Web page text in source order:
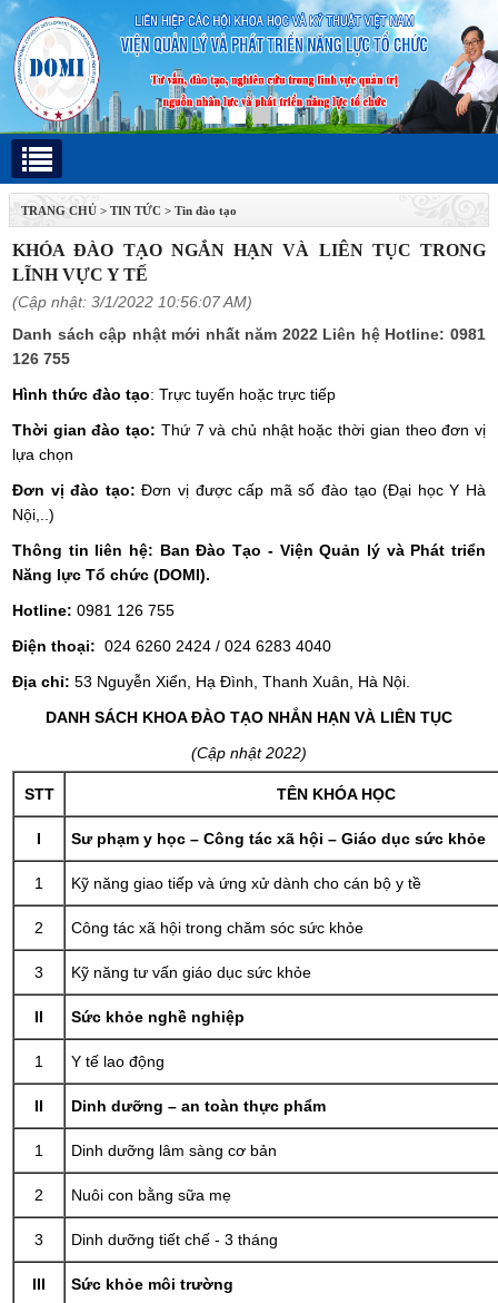
TRANG CHỦ > TIN TỨC > Tin đào tạo
KHÓA ĐÀO TẠO NGẮN HẠN VÀ LIÊN TỤC TRONG
LĨNH VỰC Y TẾ
(Cập nhật: 3/1/2022 10:56:07 AM)
Danh sách cập nhật mới nhất năm 2022 Liên hệ Hotline: 0981
126 755
Hình thức đào tạo: Trực tuyến hoặc trực tiếp
Thời gian đào tạo: Thứ 7 và chủ nhật hoặc thời gian theo đơn vị
lựa chọn
Đơn vị đào tạo: Đơn vị được cấp mã số đào tạo (Đại học Y Hà
Nội,..)
Thông tin liên hệ: Ban Đào Tạo - Viện Quản lý và Phát triển
Năng lực Tổ chức (DOMI).
Hotline: 0981 126 755
Điện thoại: 024 6260 2424 / 024 6283 4040
Địa chỉ: 53 Nguyễn Xiển, Hạ Đình, Thanh Xuân, Hà Nội.
DANH SÁCH KHOA ĐÀO TẠO NHẮN HẠN VÀ LIÊN TỤC
(Cập nhật 2022)
STT TÊN KHÓA HỌC
I Sư phạm y học – Công tác xã hội – Giáo dục sức khỏe
1 Kỹ năng giao tiếp và ứng xử dành cho cán bộ y tề
2 Công tác xã hội trong chăm sóc sức khỏe
3 Kỹ năng tư vấn giáo dục sức khỏe
II Sức khỏe nghề nghiệp
1 Y tế lao động
II Dinh dưỡng – an toàn thực phẩm
1 Dinh dưỡng lâm sàng cơ bản
2 Nuôi con bằng sữa mẹ
3 Dinh dưỡng tiết chế - 3 tháng
III Sức khỏe môi trường